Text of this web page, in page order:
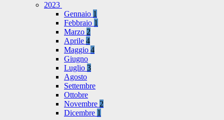
2023
Gennaio 1
Febbraio 1
Marzo 2
Aprile 4
Maggio 4
Giugno
Luglio 3
Agosto
Settembre
Ottobre
Novembre 2
Dicembre 1